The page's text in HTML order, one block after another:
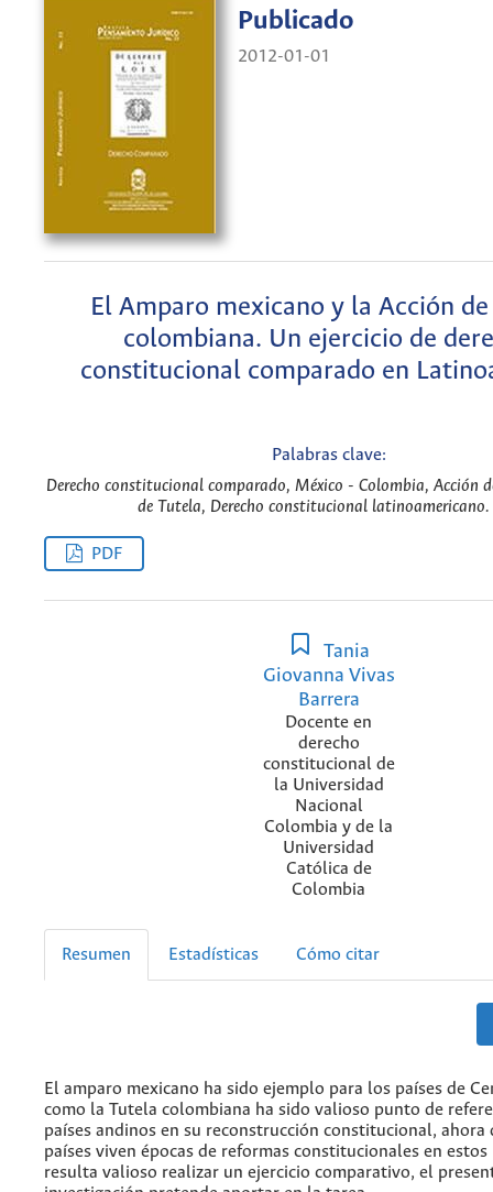
Publicado
2012-01-01
El Amparo mexicano y la Acción
colombiana. Un ejercicio de
constitucional comparado en
Palabras clave:
Derecho constitucional comparado, México - Colombia, Acción
de Tutela, Derecho constitucional latinoamericano.
PDF
Tania
Giovanna Vivas
Barrera
Docente en
derecho
constitucional de
la Universidad
Nacional
Colombia y de la
Universidad
Católica de
Colombia
Resumen Estadísticas Cómo citar
El amparo mexicano ha sido ejemplo para los países de
como la Tutela colombiana ha sido valioso punto de
países andinos en su reconstrucción constitucional, ahora
países viven épocas de reformas constitucionales en
resulta valioso realizar un ejercicio comparativo, el